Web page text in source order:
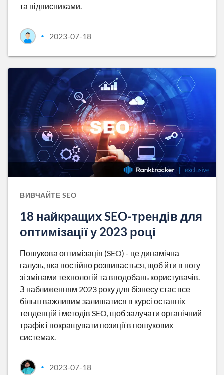
та підписниками.
• 2023-07-18
ВИВЧАЙТЕ SEO
18 найкращих SEO-трендів для
оптимізації у 2023 році
Пошукова оптимізація (SEO) - це динамічна
галузь, яка постійно розвивається, щоб йти в ногу
зі змінами технологій та вподобань користувачів.
З наближенням 2023 року для бізнесу стає все
більш важливим залишатися в курсі останніх
тенденцій і методів SEO, щоб залучати органічний
трафік і покращувати позиції в пошукових
системах.
• 2023-07-18